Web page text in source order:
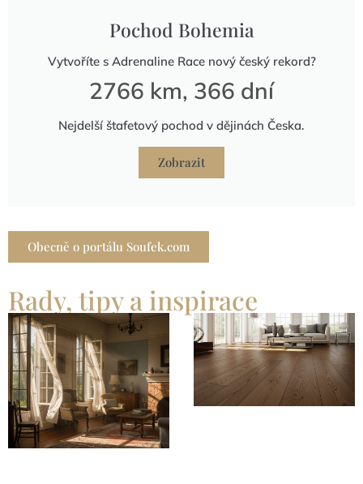
Pochod Bohemia
Vytvoříte s Adrenaline Race nový český rekord?
2766 km, 366 dní
Nejdelší štafetový pochod v dějinách Česka.
Zobrazit
Obecně o portálu Soufek.com
Rady, tipy a inspirace